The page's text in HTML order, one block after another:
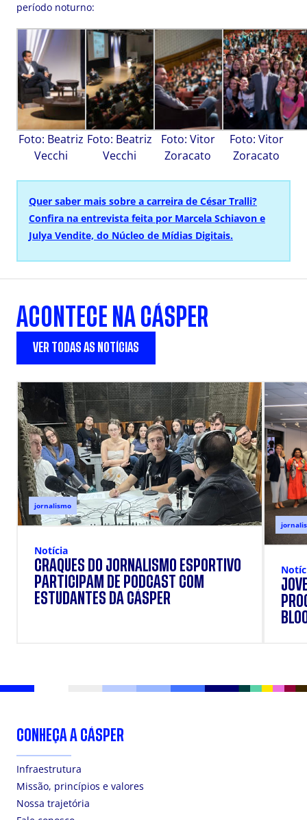
período noturno:
Foto: Beatriz
Vecchi
Foto: Beatriz
Vecchi
Foto: Vitor
Zoracato
Foto: Vitor
Zoracato
Quer saber mais sobre a carreira de César Tralli?
Confira na entrevista feita por Marcela Schiavon e
Julya Vendite, do Núcleo de Mídias Digitais.
ACONTECE NA CÁSPER
VER TODAS AS NOTÍCIAS
jornalismo
Notícia
CRAQUES DO JORNALISMO ESPORTIVO
PARTICIPAM DE PODCAST COM
ESTUDANTES DA CÁSPER
CONHEÇA A CÁSPER
Infraestrutura
Missão, princípios e valores
Nossa trajetória